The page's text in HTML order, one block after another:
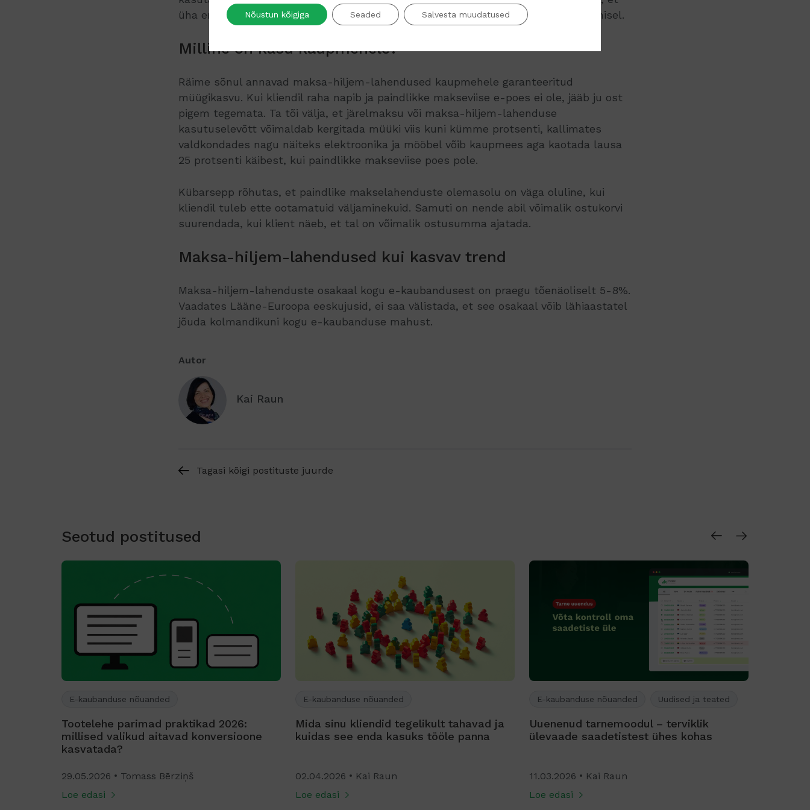
üha enam kasutatakse maksa-hiljem-lahendusi ka näiteks ürituste piletite ostmisel.
Milline on kasu kaupmehele?
Räime sõnul annavad maksa-hiljem-lahendused kaupmehele garanteeritud
müügikasvu. Kui kliendil raha napib ja paindlikke makseviise e-poes ei ole, jääb ju ost
pigem tegemata. Ta tõi välja, et järelmaksu või maksa-hiljem-lahenduse
kasutuselevõtt võimaldab kergitada müüki viis kuni kümme protsenti, kallimates
valdkondades nagu näiteks elektroonika ja mööbel võib kaupmees aga kaotada lausa
25 protsenti käibest, kui paindlikke makseviise poes pole.
Kübarsepp rõhutas, et paindlike makselahenduste olemasolu on väga oluline, kui
kliendil tuleb ette ootamatuid väljaminekuid. Samuti on nende abil võimalik ostukorvi
suurendada, kui klient näeb, et tal on võimalik ostusumma ajatada.
Maksa-hiljem-lahendused kui kasvav trend
Maksa-hiljem-lahenduste osakaal kogu e-kaubandusest on praegu tõenäoliselt 5-8%.
Vaadates Lääne-Euroopa eeskujusid, ei saa välistada, et see osakaal võib lähiaastatel
jõuda kolmandikuni kogu e-kaubanduse mahust.
Autor
Kai Raun
Tagasi kõigi postituste juurde
Seotud postitused
E-kaubanduse nõuanded
Mida sinu kliendid tegelikult tahavad ja
kuidas see enda kasuks tööle panna
02.04.2026
Kai Raun
Loe edasi
E-kaubanduse nõuanded
Uuenenud tarnemoodul – terviklik
ülevaade saadetistest ühes kohas
11.03.2026
Kai Raun
Loe edasi
E-kaubanduse nõuanded Kliendilood
Muinasjutt, mis elab edasi e-poes
11.03.2026
Kai Raun
Loe edasi
Nõustun kõigiga Seaded Salvesta muudatused